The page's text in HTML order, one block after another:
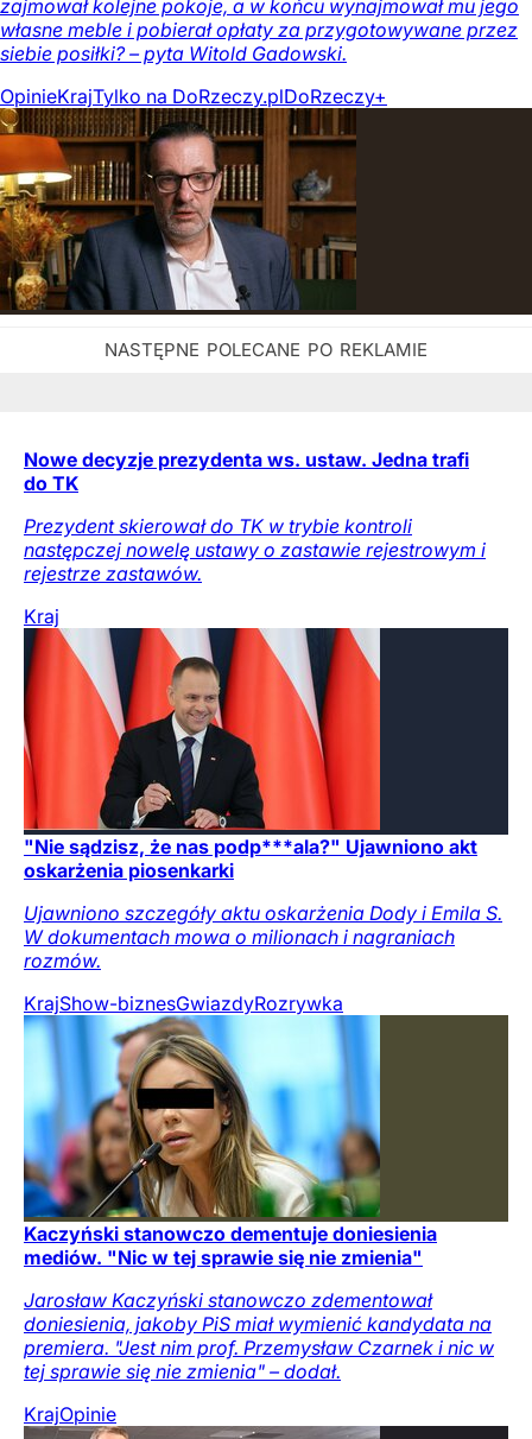
zajmował kolejne pokoje, a w końcu wynajmował mu jego
własne meble i pobierał opłaty za przygotowywane przez
siebie posiłki? – pyta Witold Gadowski.
OpinieKrajTylko na DoRzeczy.plDoRzeczy+
Nowe decyzje prezydenta ws. ustaw. Jedna trafi
do TK
Prezydent skierował do TK w trybie kontroli
następczej nowelę ustawy o zastawie rejestrowym i
rejestrze zastawów.
Kraj
"Nie sądzisz, że nas podp***ala?" Ujawniono akt
oskarżenia piosenkarki
Ujawniono szczegóły aktu oskarżenia Dody i Emila S.
W dokumentach mowa o milionach i nagraniach
rozmów.
KrajShow-biznesGwiazdyRozrywka
Kaczyński stanowczo dementuje doniesienia
mediów. "Nic w tej sprawie się nie zmienia"
Jarosław Kaczyński stanowczo zdementował
doniesienia, jakoby PiS miał wymienić kandydata na
premiera. "Jest nim prof. Przemysław Czarnek i nic w
tej sprawie się nie zmienia" – dodał.
KrajOpinie